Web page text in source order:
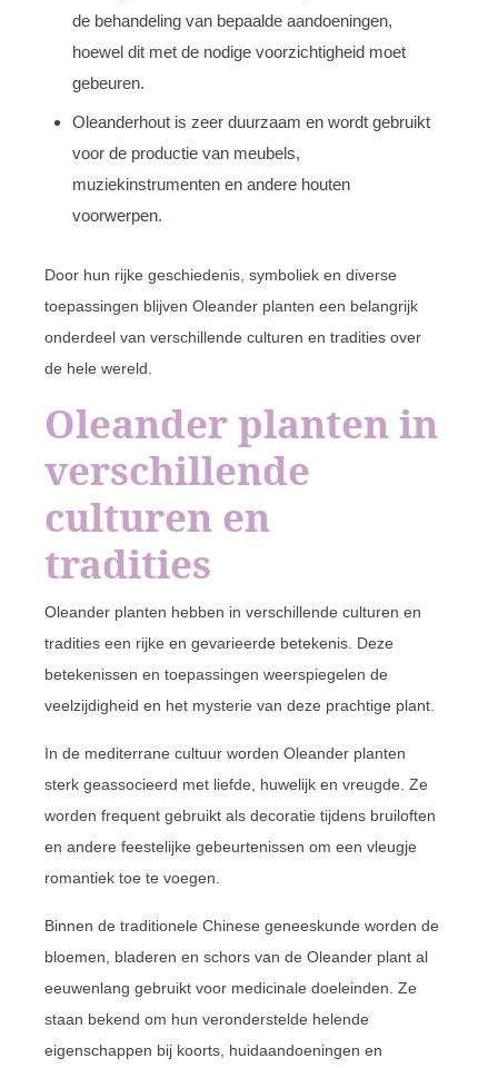
de behandeling van bepaalde aandoeningen,
hoewel dit met de nodige voorzichtigheid moet
gebeuren.
Oleanderhout is zeer duurzaam en wordt gebruikt
voor de productie van meubels,
muziekinstrumenten en andere houten
voorwerpen.
Door hun rijke geschiedenis, symboliek en diverse
toepassingen blijven Oleander planten een belangrijk
onderdeel van verschillende culturen en tradities over
de hele wereld.
Oleander planten in
verschillende
culturen en
tradities
Oleander planten hebben in verschillende culturen en
tradities een rijke en gevarieerde betekenis. Deze
betekenissen en toepassingen weerspiegelen de
veelzijdigheid en het mysterie van deze prachtige plant.
In de mediterrane cultuur worden Oleander planten
sterk geassocieerd met liefde, huwelijk en vreugde. Ze
worden frequent gebruikt als decoratie tijdens bruiloften
en andere feestelijke gebeurtenissen om een vleugje
romantiek toe te voegen.
Binnen de traditionele Chinese geneeskunde worden de
bloemen, bladeren en schors van de Oleander plant al
eeuwenlang gebruikt voor medicinale doeleinden. Ze
staan bekend om hun veronderstelde helende
eigenschappen bij koorts, huidaandoeningen en